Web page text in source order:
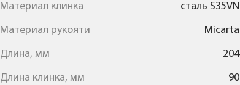
Материал клинка сталь S35VN
Материал рукояти Micarta
Длина, мм 204
Длина клинка, мм 90